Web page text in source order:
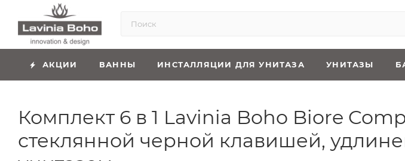
АКЦИИ ВАННЫ ИНСТАЛЛЯЦИИ ДЛЯ УНИТАЗА УНИТАЗЫ
Комплект 6 в 1 Lavinia Boho Biore
стеклянной черной клавишей,